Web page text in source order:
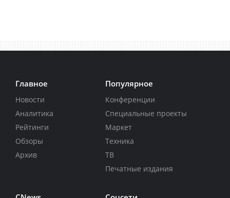
Главное
Новости
Аналитика
Рейтинги
Обзоры
Архив
Популярное
Конференции
Специальные проекты
Маркет
Техника
ТВ
Печатные издания